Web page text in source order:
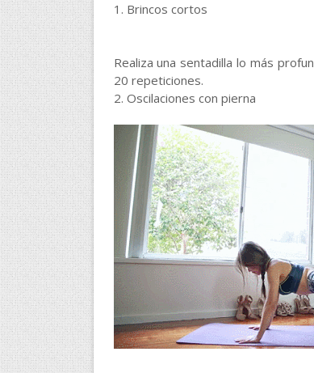
1. Brincos cortos
Realiza una sentadilla lo más
20 repeticiones.
2. Oscilaciones con pierna